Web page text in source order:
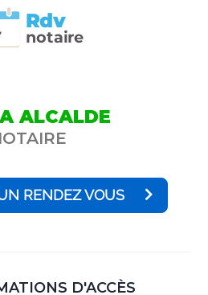
notaire
Rdv
ALCALDE
RENDEZ VOUS
D'ACCÈS